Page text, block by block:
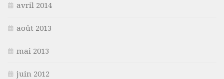
avril 2014
août 2013
mai 2013
juin 2012